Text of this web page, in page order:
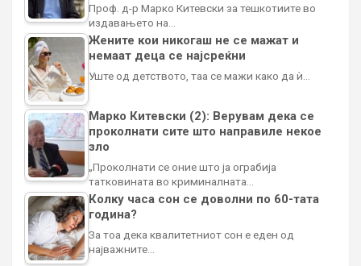
Проф. д-р Марко Китевски за тешкотиите во
издавањето на…
Жените кои никогаш не се мажат и
немаат деца се најсреќни
Уште од детството, таа се мажи како да ѝ…
Марко Китевски (2): Верувам дека се
проколнати сите што направиле некое
зло
„Проколнати се оние што ја ограбија
татковината во криминалната…
Колку часа сон се доволни по 60-тата
година?
За тоа дека квалитетниот сон е еден од
најважните…